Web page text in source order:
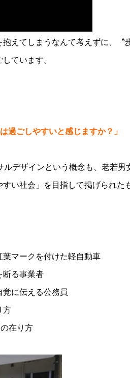
えてしまうなんて考えずに、〝
ています。
過ごしやすいと感じますか？」
デザインという概念も、老若男
い社会」を目指して掲げられた
マークを付けた軽自動車
断る事業者
に伝える公務員
方
在り方